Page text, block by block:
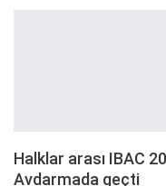
Halklar arası IBAC
Avdarmada geçti